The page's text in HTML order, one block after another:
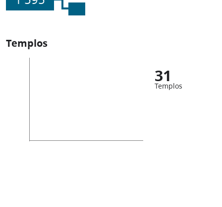
Templos
31
Templos